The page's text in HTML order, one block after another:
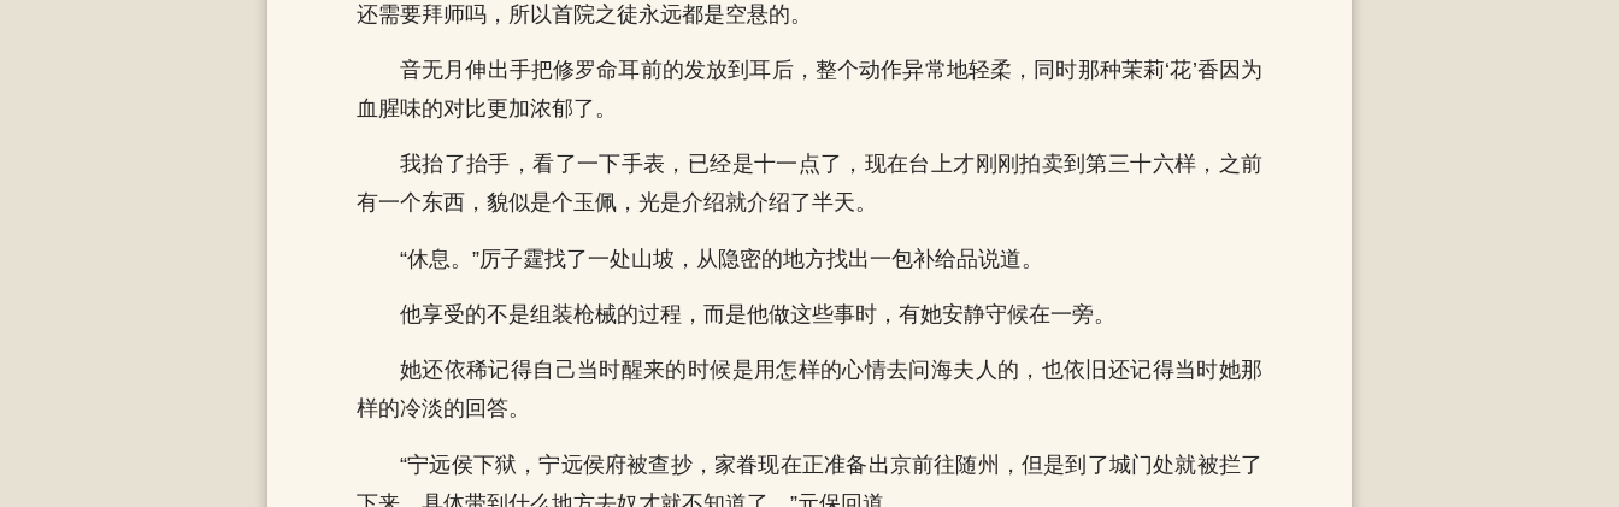
还需要拜师吗，所以首院之徒永远都是空悬的。
音无月伸出手把修罗命耳前的发放到耳后，整个动作异常地轻柔，同时那种茉莉‘花’香因为
血腥味的对比更加浓郁了。
我抬了抬手，看了一下手表，已经是十一点了，现在台上才刚刚拍卖到第三十六样，之前
有一个东西，貌似是个玉佩，光是介绍就介绍了半天。
“休息。”厉子霆找了一处山坡，从隐密的地方找出一包补给品说道。
他享受的不是组装枪械的过程，而是他做这些事时，有她安静守候在一旁。
她还依稀记得自己当时醒来的时候是用怎样的心情去问海夫人的，也依旧还记得当时她那
样的冷淡的回答。
“宁远侯下狱，宁远侯府被查抄，家眷现在正准备出京前往随州，但是到了城门处就被拦了